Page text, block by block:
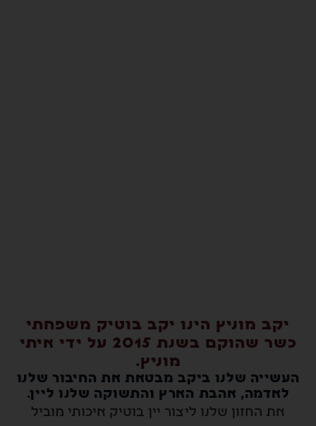
מוניץ הינו יקב בוטיק משפחתי
כשר שהוקם בשנת 2015 על ידי איתי
מוניץ.
שלנו ביקב מבטאת את החיבור שלנו
אהבת הארץ והתשוקה שלנו ליין.
את החזון שלנו ליצור יין בוטיק איכותי מוביל